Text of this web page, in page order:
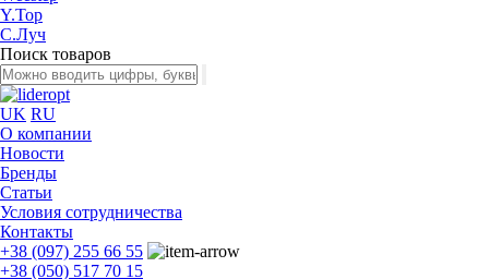
Y.Top
С.Луч
Поиск товаров
UK RU
О компании
Новости
Бренды
Статьи
Условия сотрудничества
Контакты
+38 (097) 255 66 55
+38 (050) 517 70 15